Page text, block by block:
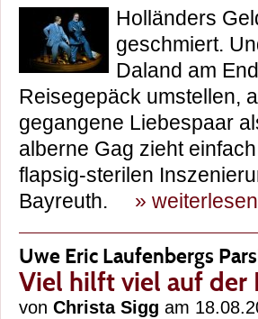
Holländers
geschmiert.
Daland am
Reisegepäck umstellen,
gegangene Liebespaar
alberne Gag zieht
flapsig-sterilen
Bayreuth. » weiterlesen
Uwe Eric Laufenbergs
Viel hilft viel auf der
von Christa Sigg am